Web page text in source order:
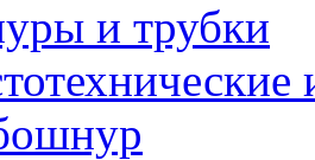
и трубки